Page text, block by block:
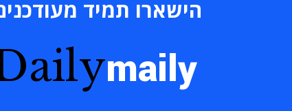
הישארו תמיד
maily